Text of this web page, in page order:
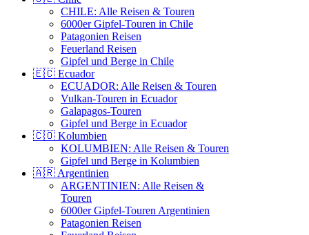
CHILE: Alle Reisen & Touren
6000er Gipfel-Touren in Chile
Patagonien Reisen
Feuerland Reisen
Gipfel und Berge in Chile
🇪🇨 Ecuador
ECUADOR: Alle Reisen & Touren
Vulkan-Touren in Ecuador
Galapagos-Touren
Gipfel und Berge in Ecuador
🇨🇴 Kolumbien
KOLUMBIEN: Alle Reisen & Touren
Gipfel und Berge in Kolumbien
🇦🇷 Argentinien
ARGENTINIEN: Alle Reisen &
Touren
6000er Gipfel-Touren Argentinien
Patagonien Reisen